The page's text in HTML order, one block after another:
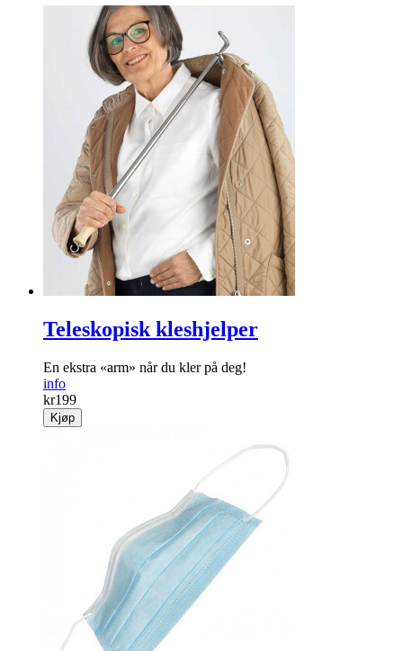
Teleskopisk kleshjelper
En ekstra «arm» når du kler på deg!
info
kr199
Kjøp